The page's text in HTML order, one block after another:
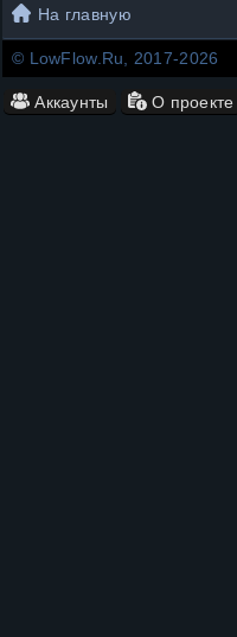
На главную
© LowFlow.Ru, 2017-2026
Аккаунты О проекте